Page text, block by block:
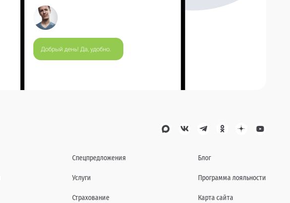
Спецпредложения
Услуги
Страхование
Блог
Программа лояльности
Карта сайта